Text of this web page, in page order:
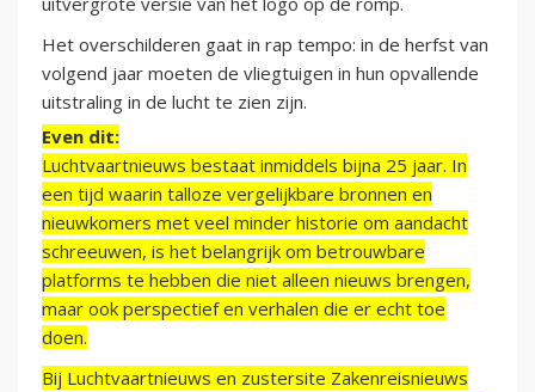
Het overschilderen gaat in rap tempo: in de herfst van
volgend jaar moeten de vliegtuigen in hun opvallende
uitstraling in de lucht te zien zijn.
Even dit:
Luchtvaartnieuws bestaat inmiddels bijna 25 jaar. In
een tijd waarin talloze vergelijkbare bronnen en
nieuwkomers met veel minder historie om aandacht
schreeuwen, is het belangrijk om betrouwbare
platforms te hebben die niet alleen nieuws brengen,
maar ook perspectief en verhalen die er echt toe
doen.
Bij Luchtvaartnieuws en zustersite Zakenreisnieuws